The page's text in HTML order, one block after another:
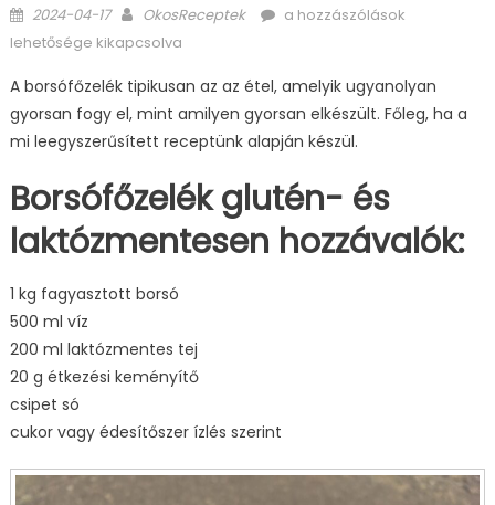
Posted
on
2024-04-17 Author
OkosReceptek
Borsófőzelék
laktózmentesen
bejegyzéshez
a hozzászólások
lehetősége kikapcsolva
A borsófőzelék tipikusan az az étel, amelyik ugyanolyan
gyorsan fogy el, mint amilyen gyorsan elkészült. Főleg, ha a
mi leegyszerűsített receptünk alapján készül.
Borsófőzelék glutén- és
laktózmentesen hozzávalók:
1 kg fagyasztott borsó
500 ml víz
200 ml laktózmentes tej
20 g étkezési keményítő
csipet só
cukor vagy édesítőszer ízlés szerint